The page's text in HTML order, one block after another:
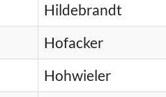
Hildebrandt
Hofacker
Hohwieler